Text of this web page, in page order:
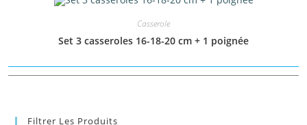
Casserole
Set 3 casseroles 16-18-20 cm + 1 poignée
Filtrer Les Produits